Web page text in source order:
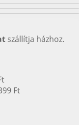
szállítja házhoz.
Ft